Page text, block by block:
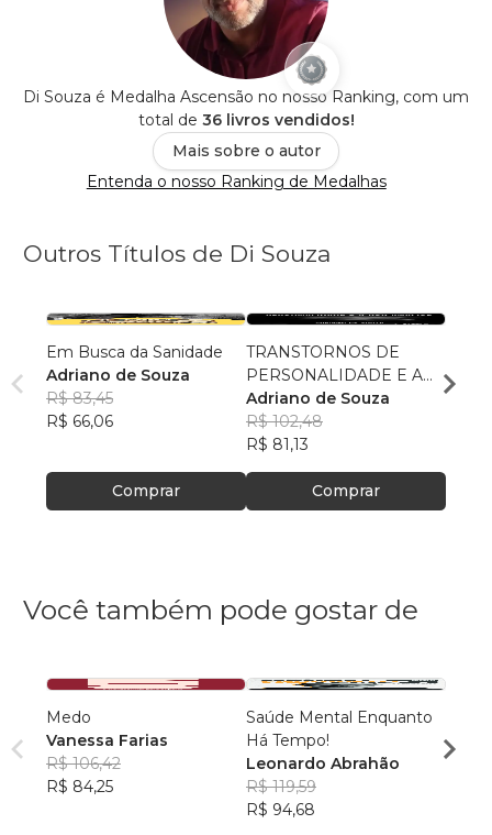
Di Souza é Medalha Ascensão no nosso Ranking, com um
total de 36 livros vendidos!
Mais sobre o autor
Entenda o nosso Ranking de Medalhas
Outros Títulos de Di Souza
Em Busca da Sanidade
Adriano de Souza
R$ 83,45
R$ 66,06
Comprar
TRANSTORNOS DE
PERSONALIDADE E A
PSICANÁLISE
Adriano de Souza
R$ 102,48
R$ 81,13
Comprar
DIA
Você também pode gostar de
Medo
Vanessa Farias
R$ 106,42
R$ 84,25
Saúde Mental Enquanto
Há Tempo!
Leonardo Abrahão
R$ 119,59
R$ 94,68
paz!